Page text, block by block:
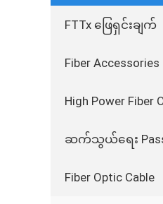
FTTx ဖြေရှင်းချက်
Fiber Accessories
High Power Fiber
ဆက်သွယ်ရေး
Fiber Optic Cable